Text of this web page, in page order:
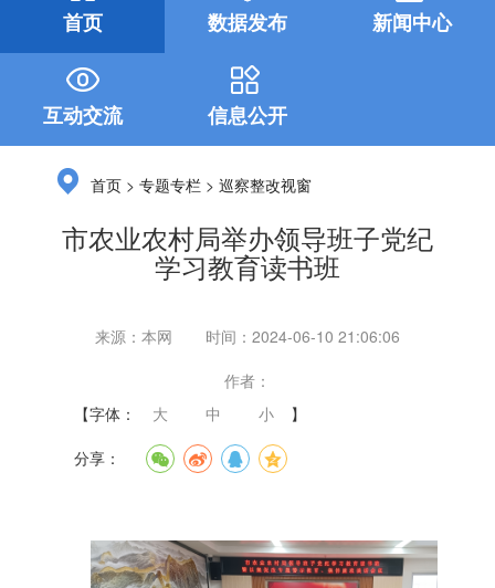
首页 数据发布 新闻中心
互动交流 信息公开
首页 >专题专栏 >巡察整改视窗
市农业农村局举办领导班子党纪
学习教育读书班
来源：本网
时间：2024-06-10 21:06:06
作者：
【字体：
大 中 小
】
分享：